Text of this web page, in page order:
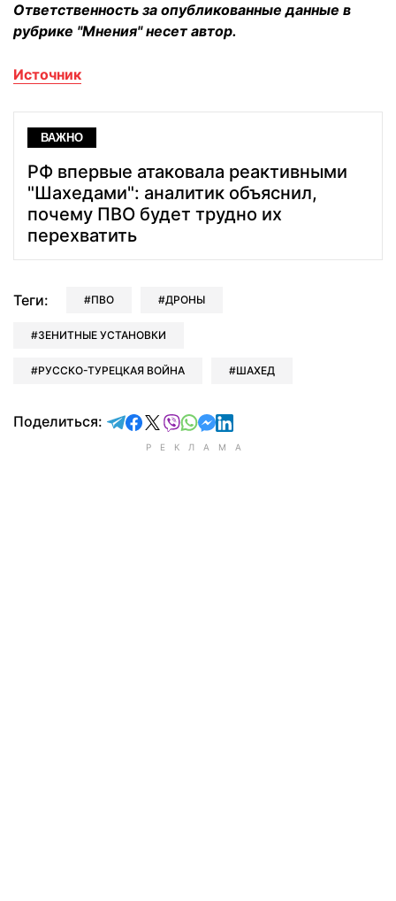
Ответственность за опубликованные данные в
рубрике "Мнения" несет автор.
Источник
ВАЖНО
РФ впервые атаковала реактивными
"Шахедами": аналитик объяснил,
почему ПВО будет трудно их
перехватить
Теги: ПВО ДРОНЫ
ЗЕНИТНЫЕ УСТАНОВКИ
РУССКО-ТУРЕЦКАЯ ВОЙНА ШАХЕД
Поделиться: отправить в Telegram
поделиться в Facebook
поделиться в X
отправить в Viber
отправить в Whatsapp
отправить в Messenger
отправить в LinkedIn